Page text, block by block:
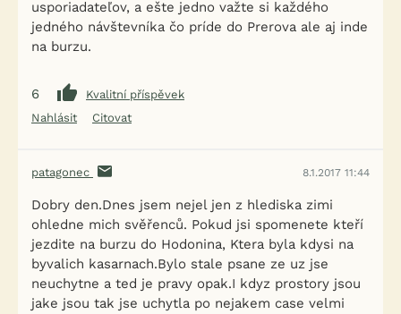
usporiadateľov, a ešte jedno važte si každého
jedného návštevníka čo príde do Prerova ale aj inde
na burzu.
6
Kvalitní příspěvek
Nahlásit
Citovat
patagonec 8.1.2017 11:44
Dobry den.Dnes jsem nejel jen z hlediska zimi
ohledne mich svěřenců. Pokud jsi spomenete kteří
jezdite na burzu do Hodonina, Ktera byla kdysi na
byvalich kasarnach.Bylo stale psane ze uz jse
neuchytne a ted je pravy opak.I kdyz prostory jsou
jake jsou tak jse uchytla po nejakem case velmi